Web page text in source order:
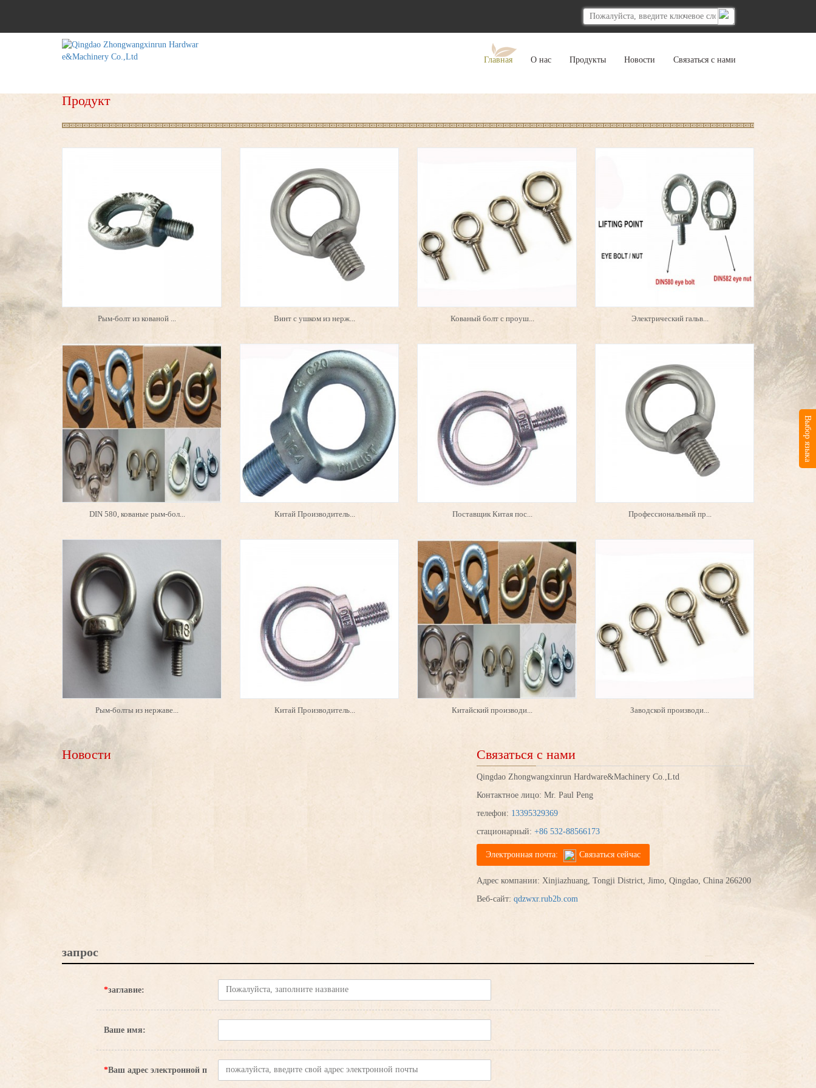
Главная О нас Продукты Новости Связаться с нами
Продукт
Рым-болт из кованой ... Винт с ушком из нерж... Кованый болт с проуш... Электрический гальв...
DIN 580, кованые рым-бол... Китай Производитель... Поставщик Китая пос... Профессиональный пр...
Рым-болты из нержаве... Китай Производитель... Китайский производи... Заводской производи...
Новости Связаться с нами
Qingdao Zhongwangxinrun Hardware&Machinery Co.,Ltd
Контактное лицо: Mr. Paul Peng
телефон: 13395329369
стационарный: +86 532-88566173
Электронная почта: Связаться сейчас
Адрес компании: Xinjiazhuang, Tongji District, Jimo, Qingdao, China 266200
Веб-сайт: qdzwxr.rub2b.com
запрос
*заглавие:
Ваше имя:
*Ваш адрес электронной п
Выбор языка